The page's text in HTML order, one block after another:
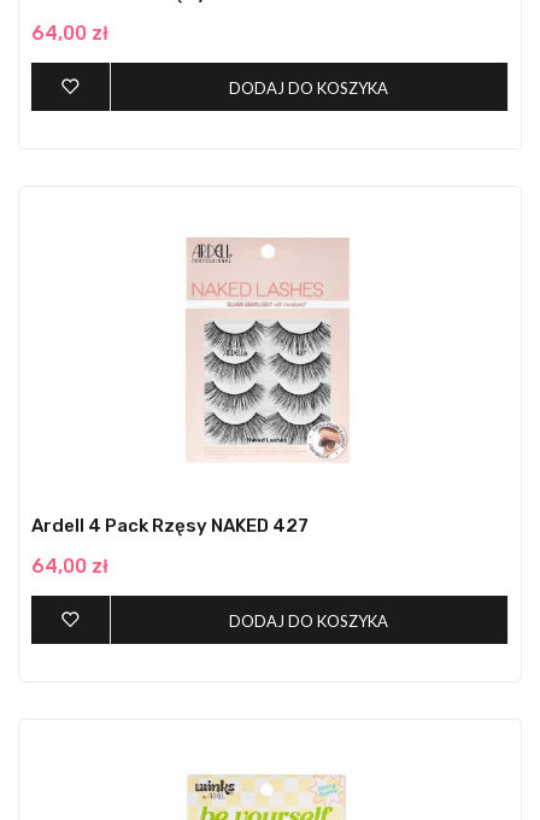
64,00 zł
DODAJ DO KOSZYKA
Ardell 4 Pack Rzęsy NAKED 427
64,00 zł
DODAJ DO KOSZYKA